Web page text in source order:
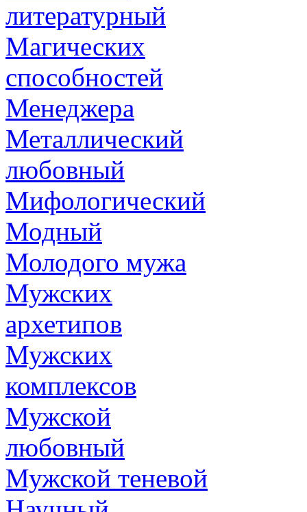
литературный
Магических
способностей
Менеджера
Металлический
любовный
Мифологический
Модный
Молодого мужа
Мужских
архетипов
Мужских
комплексов
Мужской
любовный
Мужской теневой